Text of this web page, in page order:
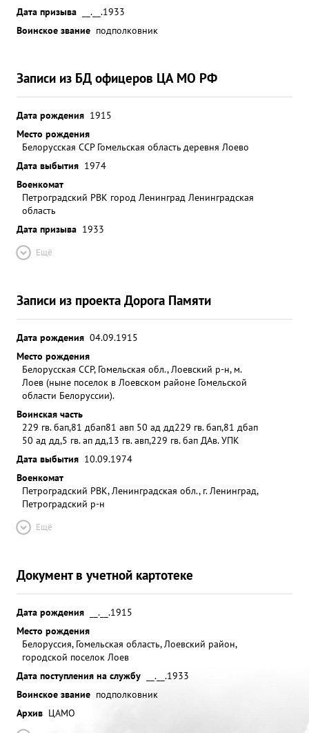
Дата призыва
__.__.1933
Воинское звание подполковник
Записи из БД офицеров ЦА МО РФ
Дата рождения 1915
Место рождения
Белорусская ССР Гомельская область деревня Лоево
Дата выбытия 1974
Военкомат
Петроградский РВК город Ленинград Ленинградская
область
Дата призыва 1933
Ещё
Записи из проекта Дорога Памяти
Дата рождения 04.09.1915
Место рождения
Белорусская ССР, Гомельская обл., Лоевский р-н, м.
Лоев (ныне поселок в Лоевском районе Гомельской
области Белоруссии).
Воинская часть
229 гв. бап,81 дбап81 авп 50 ад дд229 гв. бап,81 дбап
50 ад дд,5 гв. ап дд,13 гв. авп,229 гв. бап ДАв. УПК
Дата выбытия 10.09.1974
Военкомат
Петроградский РВК, Ленинградская обл., г. Ленинград,
Петроградский р-н
Ещё
Документ в учетной картотеке
Дата рождения
__.__.1915
Место рождения
Белоруссия, Гомельская область, Лоевский район,
городской поселок Лоев
Дата поступления на службу
__.__.1933
Воинское звание подполковник
Архив ЦАМО